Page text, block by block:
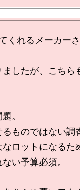
くれるメーカー
したが、こちら
。
ものではない調
ロットになるた
い予算必須。